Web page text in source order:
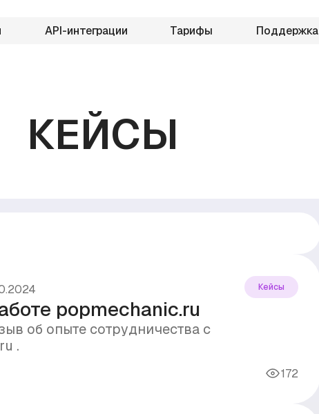
API-интеграции Тарифы Поддержка
КЕЙСЫ
Кейсы
popmechanic.ru
об опыте сотрудничества с
.
172